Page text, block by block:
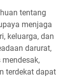
tentang
menjaga
keluarga, dan
darurat,
terdekat dapat